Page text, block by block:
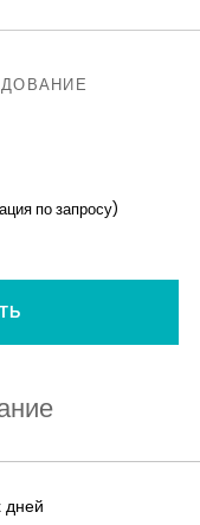
по запросу)
дней